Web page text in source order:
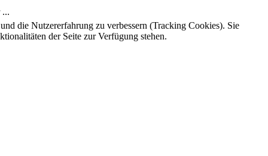
...
die Nutzererfahrung zu verbessern (Tracking Cookies). Sie
der Seite zur Verfügung stehen.